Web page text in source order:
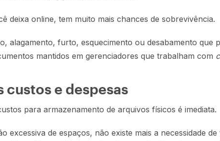
deixa online, tem muito mais chances de sobrevivência.
alagamento, furto, esquecimento ou desabamento que
mantidos em gerenciadores que trabalham com
custos e despesas
para armazenamento de arquivos físicos é imediata.
excessiva de espaços, não existe mais a necessidade